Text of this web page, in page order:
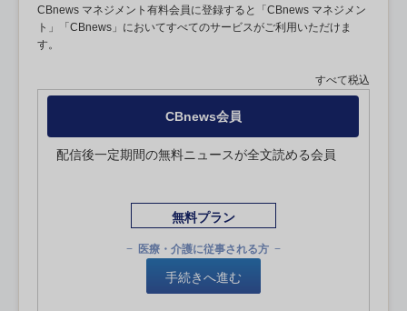
CBnews マネジメント有料会員に登録すると「CBnews マネジメン
ト」「CBnews」においてすべてのサービスがご利用いただけま
す。
すべて税込
CBnews会員
配信後一定期間の無料ニュースが全文読める会員
無料プラン
医療・介護に従事される方
手続きへ進む